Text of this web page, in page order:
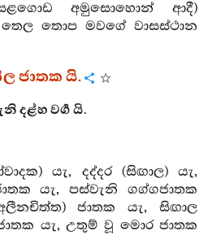
අමුසොහොන් ආදී)
තොප මවගේ වාසස්ථාන
ජාතක යි.
දළ්හ වර්‍ග යි.
යැ, දද්දර (සිඟාල) යැ,
යැ, පස්වැනි ගග්ගජාතක
ජාතක යැ, සිඟාල
යැ, උතුම් වූ මොර ජාතක